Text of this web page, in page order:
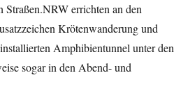
Straßen.NRW errichten an den
Krötenwanderung und
Amphibientunnel unter den
sogar in den Abend- und